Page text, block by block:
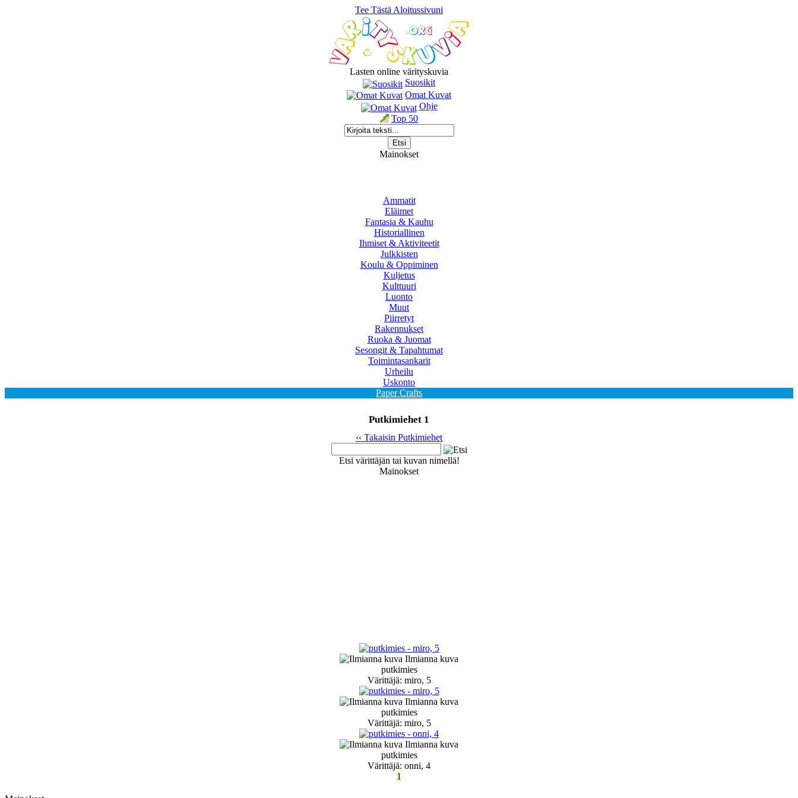
Tee Tästä Aloitussivuni
Lasten online värityskuvia
Suosikit
Omat Kuvat
Ohje
Top 50
Mainokset
Ammatit
Eläimet
Fantasia & Kauhu
Historiallinen
Ihmiset & Aktiviteetit
Julkkisten
Koulu & Oppiminen
Kuljetus
Kulttuuri
Luonto
Muut
Piirretyt
Rakennukset
Ruoka & Juomat
Sesongit & Tapahtumat
Toimintasankarit
Urheilu
Uskonto
Paper Crafts
Putkimiehet 1
‹‹ Takaisin Putkimiehet
Etsi värittäjän tai kuvan nimellä!
Mainokset
Ilmianna kuva
putkimies
Värittäjä: miro, 5
Ilmianna kuva
putkimies
Värittäjä: miro, 5
Ilmianna kuva
putkimies
Värittäjä: onni, 4
1